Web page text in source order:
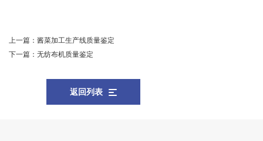
上一篇： 酱菜加工生产线质量鉴定
下一篇： 无纺布机质量鉴定
返回列表